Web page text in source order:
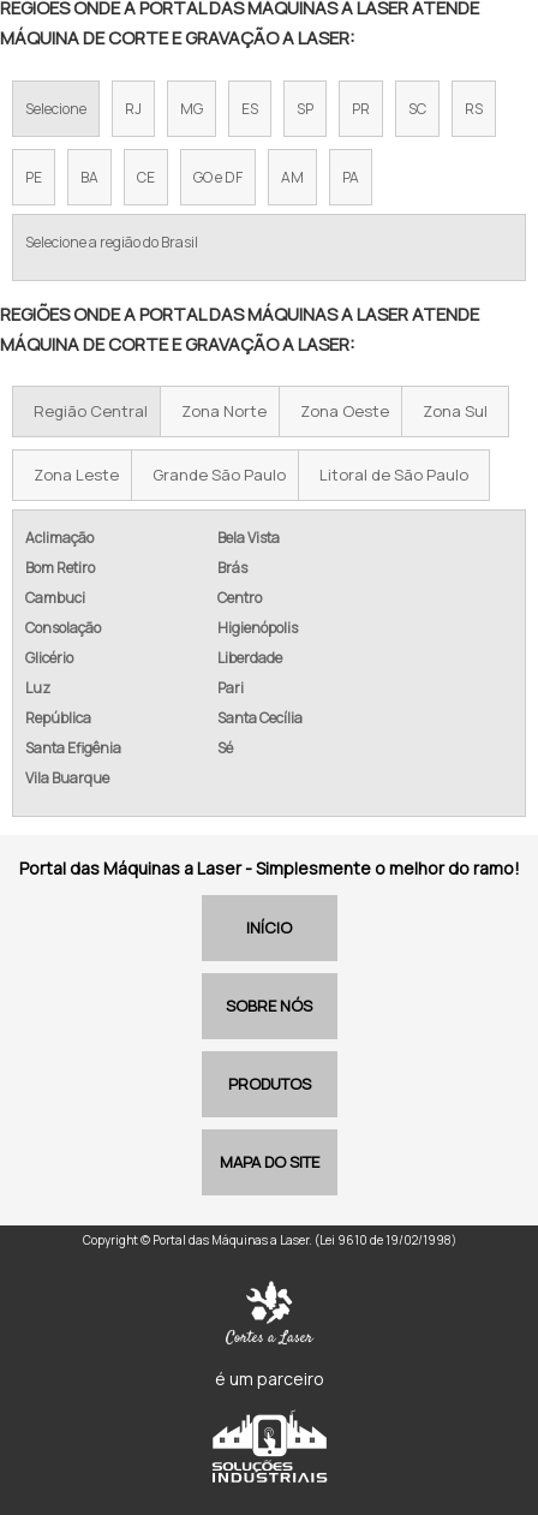
REGIÕES ONDE A PORTAL DAS MÁQUINAS A LASER ATENDE
MÁQUINA DE CORTE E GRAVAÇÃO A LASER:
Selecione RJ MG ES SP PR SC RS
PE BA CE GO e DF AM PA
Selecione a região do Brasil
REGIÕES ONDE A PORTAL DAS MÁQUINAS A LASER ATENDE
MÁQUINA DE CORTE E GRAVAÇÃO A LASER:
Região Central Zona Norte Zona Oeste Zona Sul
Zona Leste Grande São Paulo Litoral de São Paulo
Aclimação
Bela Vista
Bom Retiro
Brás
Cambuci
Centro
Consolação
Higienópolis
Glicério
Liberdade
Luz
Pari
República
Santa Cecília
Santa Efigênia
Sé
Vila Buarque
Portal das Máquinas a Laser - Simplesmente o melhor do ramo!
INÍCIO
SOBRE NÓS
PRODUTOS
MAPA DO SITE
Copyright © Portal das Máquinas a Laser. (Lei 9610 de 19/02/1998)
é um parceiro